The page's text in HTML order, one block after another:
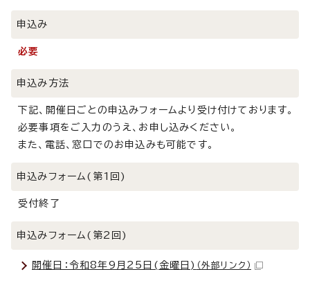
申込み
必要
申込み方法
下記、開催日ごとの申込みフォームより受け付けております。
必要事項をご入力のうえ、お申し込みください。
また、電話、窓口でのお申込みも可能です。
申込みフォーム(第1回)
受付終了
申込みフォーム(第2回)
開催日：令和8年9月25日(金曜日) （外部リンク）